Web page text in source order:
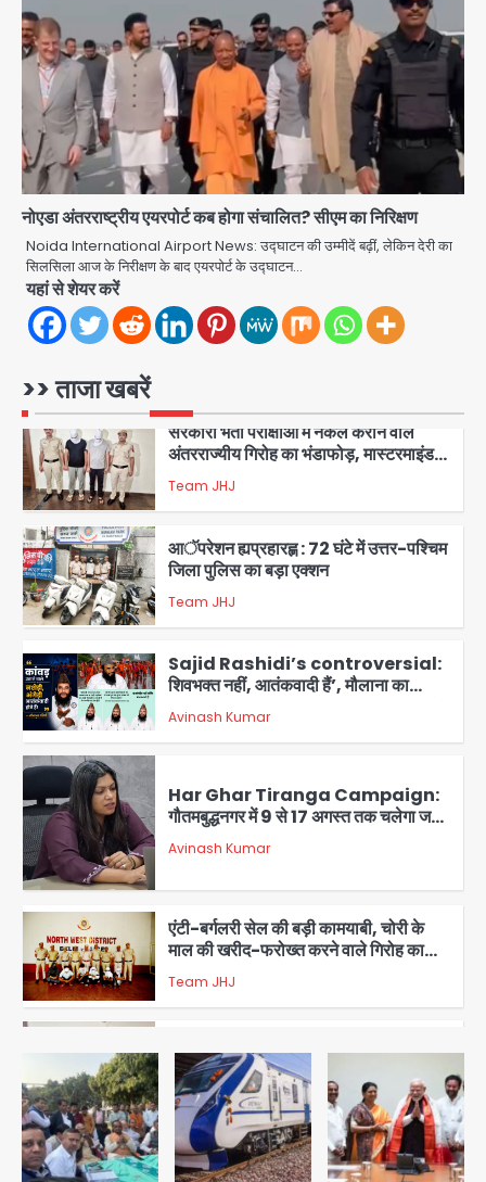
नोएडा अंतरराष्ट्रीय एयरपोर्ट कब होगा संचालित? सीएम का निरिक्षण
Noida International Airport News: उद्घाटन की उम्मीदें बढ़ीं, लेकिन देरी का
सिलसिला आज के निरीक्षण के बाद एयरपोर्ट के उद्घाटन…
यहां से शेयर करें
>> ताजा खबरें
4
Sajid Rashidi’s controversial:
शिवभक्त नहीं, आतंकवादी हैं’, मौलाना का
कांवड़ियों पर विवादित बयान, BJP विधायक ने
कराई FIR, NSA की मांग
Avinash Kumar
1
Har Ghar Tiranga Campaign:
गौतमबुद्धनगर में 9 से 17 अगस्त तक चलेगा जन-
जागरूकता महाअभियान, डीएम ने की समीक्षा
बैठक
Avinash Kumar
2
एंटी-बर्गलरी सेल की बड़ी कामयाबी, चोरी के
माल की खरीद-फरोख्त करने वाले गिरोह का
3
सरकारी भर्ती परीक्षाओं में नकल कराने वाले
अंतरराज्यीय गिरोह का भंडाफोड़, मास्टरमाइंड
समेत 7 गिरफ्तार
Team JHJ
4
आॅपरेशन ह्यप्रहारह्ण : 72 घंटे में उत्तर-पश्चिम
जिला पुलिस का बड़ा एक्शन
Team JHJ
5
Sajid Rashidi’s controversial:
शिवभक्त नहीं, आतंकवादी हैं’, मौलाना का
कांवड़ियों पर विवादित बयान, BJP विधायक ने
कराई FIR, NSA की मांग
Avinash Kumar
1
Har Ghar Tiranga Campaign:
गौतमबुद्धनगर में 9 से 17 अगस्त तक चलेगा जन-
जागरूकता महाअभियान, डीएम ने की समीक्षा
बैठक
Avinash Kumar
2
एंटी-बर्गलरी सेल की बड़ी कामयाबी, चोरी के
माल की खरीद-फरोख्त करने वाले गिरोह का
भंडाफोड़
Team JHJ
3
अंतरराज्यीय गिरोह का भंडाफोड़, मास्टरमाइंड
समेत 7 गिरफ्तार
Team JHJ
आॅपरेशन ह्यप्रहारह्ण : 72 घंटे में उत्तर-पश्चिम